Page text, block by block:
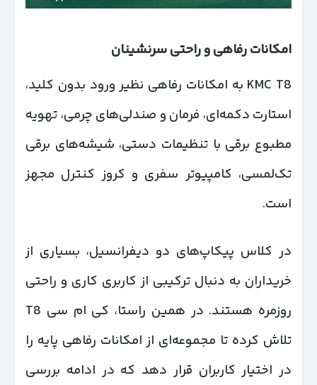
امکانات رفاهی و راحتی سرنشینان
KMC T8 به امکانات رفاهی نظیر ورود بدون کلید،
استارت دکمه‌ای، فرمان و صندلی‌های چرمی، تهویه
مطبوع برقی با تنظیمات دستی، شیشه‌های برقی
تک‌لمسی، کامپیوتر سفری و کروز کنترل مجهز
است.
در کلاس پیکاپ‌های دو دیفرانسیل، بسیاری از
خریداران به دنبال ترکیبی از کاربری کاری و راحتی
روزمره هستند. در همین راستا، کی ام سی T8
تلاش کرده تا مجموعه‌ای از امکانات رفاهی پایه را
در اختیار کاربران قرار دهد که در ادامه بررسی